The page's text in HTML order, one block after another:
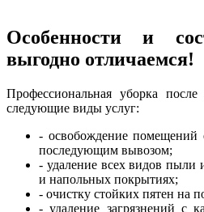
Особенности и
выгодно отличаемся!
Профессиональная уборка
следующие виды услуг:
- освобождение помещений
последующим вывозом;
- удаление всех видов пыли
и напольных покрытиях;
- очистку стойких пятен на
- удаление загрязнений с